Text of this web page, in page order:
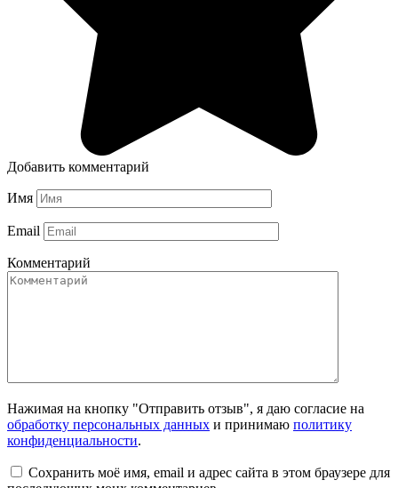
Добавить комментарий
Имя
Email
Комментарий
Нажимая на кнопку "Отправить отзыв", я даю согласие на
обработку персональных данных и принимаю политику
конфиденциальности.
Сохранить моё имя, email и адрес сайта в этом браузере для